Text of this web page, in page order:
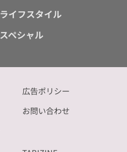
ライフスタイル
スペシャル
広告ポリシー
お問い合わせ